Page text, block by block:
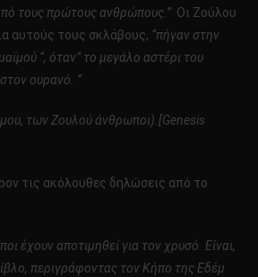
τους πρώτους ανθρώπους.”Οι Ζούλου
αυτούς τους σκλάβους, “πήγαν στην
“, όταν” το μεγάλο αστέρι του
ουρανό. “
μου, των Ζουλού άνθρωποι).[Genesis
τις ακόλουθες δηλώσεις από το
έχουν αποτιμηθεί για τον χρυσό. Είναι,
περιγράφοντας τον Κήπο της Εδέμ